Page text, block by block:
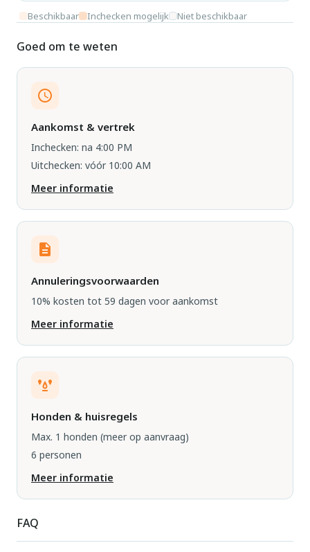
Beschikbaar Inchecken mogelijk Niet beschikbaar
Goed om te weten
Aankomst & vertrek
Inchecken: na 4:00 PM
Uitchecken: vóór 10:00 AM
Meer informatie
Annuleringsvoorwaarden
10% kosten tot 59 dagen voor aankomst
Meer informatie
Honden & huisregels
Max. 1 honden (meer op aanvraag)
6 personen
Meer informatie
FAQ